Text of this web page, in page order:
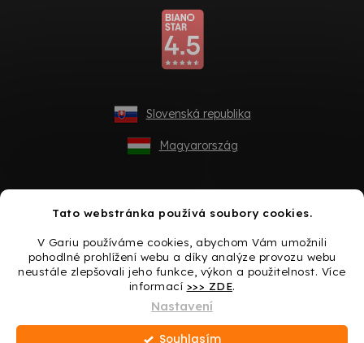
Tato webstránka používá soubory cookies.
V Gariu používáme cookies, abychom Vám umožnili
pohodlné prohlížení webu a díky analýze provozu webu
neustále zlepšovali jeho funkce, výkon a použitelnost. Více
informací >>> ZDE.
Nastavení
Souhlasím
Slovenská republika
Magyarország
Vytvořil Shoptet